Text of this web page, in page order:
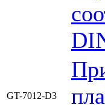
GT-7012-D3